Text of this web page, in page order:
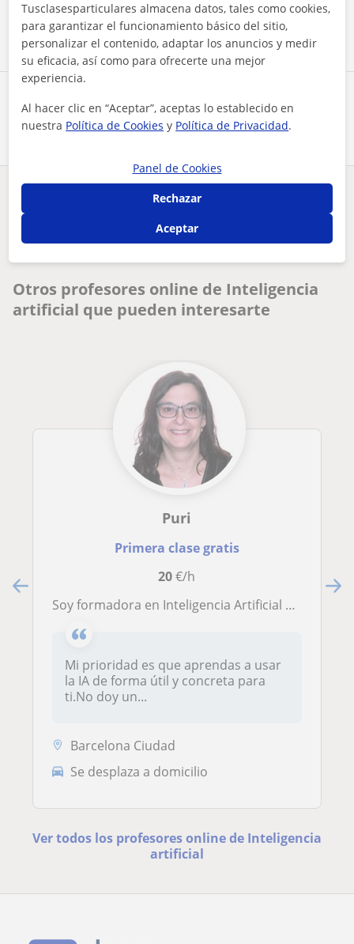
Comparte a este profesor
Contactar ahora
¿Hay algún error en este perfil?
Tus clases particulares On-line
Inteligencia artificial
Otros profesores online de Inteligencia
artificial que pueden interesarte
Puri
Primera clase gratis
20€/h
Soy formadora en Inteligencia Artificial práctica, especializada en ayudar a cualquier persona a entender y aplicar la IA en su co
Mi prioridad es que aprendas a usar
la IA de forma útil y concreta para
ti.No doy un...
Barcelona Ciudad
Se desplaza a domicilio
Ver todos los profesores online de Inteligencia
artificial
Tusclasesparticulares almacena datos, tales como cookies,
para garantizar el funcionamiento básico del sitio,
personalizar el contenido, adaptar los anuncios y medir
su eficacia, así como para ofrecerte una mejor
experiencia.
Al hacer clic en “Aceptar”, aceptas lo establecido en
nuestra Política de Cookies y Política de Privacidad.
Panel de Cookies
Rechazar
Aceptar